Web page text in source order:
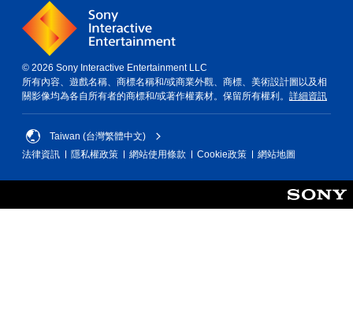
© 2026 Sony Interactive Entertainment LLC
所有內容、遊戲名稱、商標名稱和/或商業外觀、商標、美術設計圖以及相
關影像均為各自所有者的商標和/或著作權素材。保留所有權利。 詳細資訊
Taiwan (台灣繁體中文)
法律資訊
隱私權政策 網站使用條款 Cookie政策 網站地圖